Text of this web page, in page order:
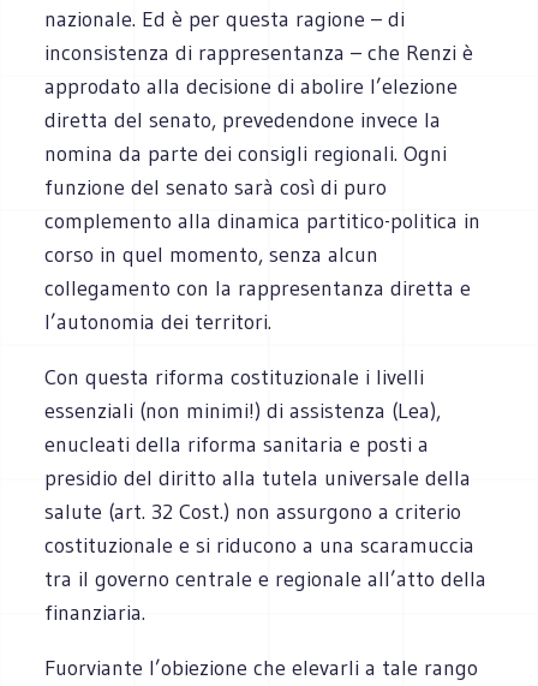
nazionale. Ed è per questa ragione – di
inconsistenza di rappresentanza – che Renzi è
approdato alla decisione di abolire l’elezione
diretta del senato, prevedendone invece la
nomina da parte dei consigli regionali. Ogni
funzione del senato sarà così di puro
complemento alla dinamica partitico-politica in
corso in quel momento, senza alcun
collegamento con la rappresentanza diretta e
l’autonomia dei territori.
Con questa riforma costituzionale i livelli
essenziali (non minimi!) di assistenza (Lea),
enucleati della riforma sanitaria e posti a
presidio del diritto alla tutela universale della
salute (art. 32 Cost.) non assurgono a criterio
costituzionale e si riducono a una scaramuccia
tra il governo centrale e regionale all’atto della
finanziaria.
Fuorviante l’obiezione che elevarli a tale rango